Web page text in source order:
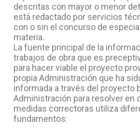
descritas con mayor o menor
está redactado por servicios
con o sin el concurso de
materia.
La fuente principal de la
trabajos de obra que es
para hacer viable el proyecto
propia Administración que ha
informada a través del proyecto
Administración para resolver en
medidas correctoras utiliza
fundamentos: